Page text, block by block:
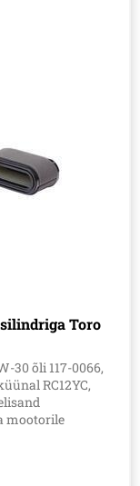
Toro
30 õli 117-0066,
RC12YC,
mootorile